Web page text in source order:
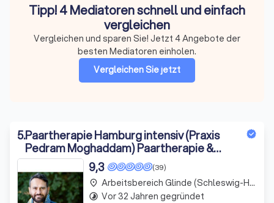
Tipp! 4 Mediatoren schnell und einfach
vergleichen
Vergleichen und sparen Sie! Jetzt 4 Angebote der
besten Mediatoren einholen.
Vergleichen Sie jetzt
5.Paartherapie Hamburg intensiv (Praxis
Pedram Moghaddam) Paartherapie &
Paartherapie Online, Trennungsberatung
in Hamburg
(39)
9,3
place Arbeitsbereich Glinde (Schleswig-Holstein)
timelapse Vor 32 Jahren gegründet